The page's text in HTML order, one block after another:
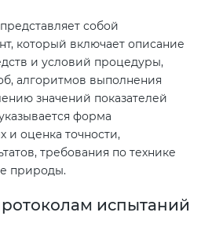
собой
который включает описание
и условий процедуры,
алгоритмов выполнения
значений показателей
форма
и оценка точности,
требования по технике
природы.
испытаний